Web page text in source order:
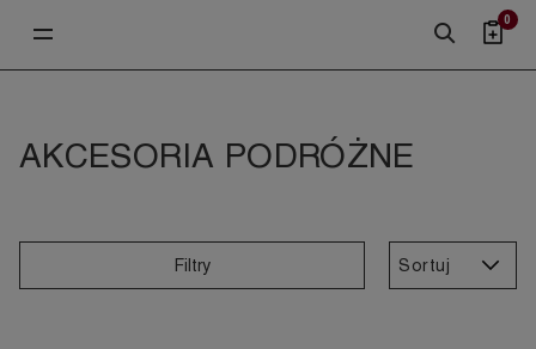
0
AKCESORIA PODRÓŻNE
Filtry Sortuj